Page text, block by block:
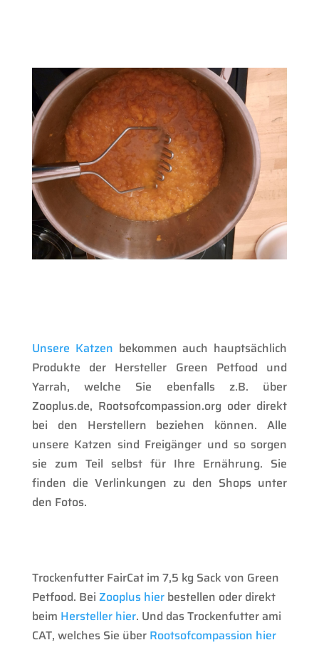
Unsere Katzen bekommen auch hauptsächlich
Produkte der Hersteller Green Petfood und
Yarrah, welche Sie ebenfalls z.B. über
Zooplus.de, Rootsofcompassion.org oder direkt
bei den Herstellern beziehen können. Alle
unsere Katzen sind Freigänger und so sorgen
sie zum Teil selbst für Ihre Ernährung. Sie
finden die Verlinkungen zu den Shops unter
den Fotos.
Trockenfutter FairCat im 7,5 kg Sack von Green
Petfood. Bei Zooplus hierbestellen oder direkt
beim Hersteller hier. Und das Trockenfutter ami
CAT, welches Sie über Rootsofcompassion hier